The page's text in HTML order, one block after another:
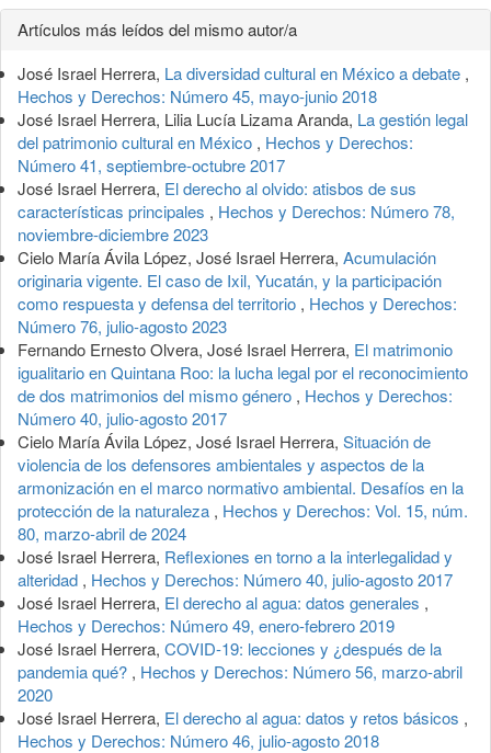
Detalles
del
artículo
Artículos más leídos del mismo autor/a
José Israel Herrera, La diversidad cultural en México a debate ,
Hechos y Derechos: Número 45, mayo-junio 2018
José Israel Herrera, Lilia Lucía Lizama Aranda, La gestión legal
del patrimonio cultural en México , Hechos y Derechos:
Número 41, septiembre-octubre 2017
José Israel Herrera, El derecho al olvido: atisbos de sus
características principales , Hechos y Derechos: Número 78,
noviembre-diciembre 2023
Cielo María Ávila López, José Israel Herrera, Acumulación
originaria vigente. El caso de Ixil, Yucatán, y la participación
como respuesta y defensa del territorio , Hechos y Derechos:
Número 76, julio-agosto 2023
Fernando Ernesto Olvera, José Israel Herrera, El matrimonio
igualitario en Quintana Roo: la lucha legal por el reconocimiento
de dos matrimonios del mismo género , Hechos y Derechos:
Número 40, julio-agosto 2017
Cielo María Ávila López, José Israel Herrera, Situación de
violencia de los defensores ambientales y aspectos de la
armonización en el marco normativo ambiental. Desafíos en la
protección de la naturaleza , Hechos y Derechos: Vol. 15, núm.
80, marzo-abril de 2024
José Israel Herrera, Reflexiones en torno a la interlegalidad y
alteridad , Hechos y Derechos: Número 40, julio-agosto 2017
José Israel Herrera, El derecho al agua: datos generales ,
Hechos y Derechos: Número 49, enero-febrero 2019
José Israel Herrera, COVID-19: lecciones y ¿después de la
pandemia qué? , Hechos y Derechos: Número 56, marzo-abril
2020
José Israel Herrera, El derecho al agua: datos y retos básicos ,
Hechos y Derechos: Número 46, julio-agosto 2018